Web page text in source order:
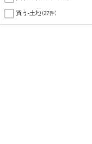
買う-土地（27件）